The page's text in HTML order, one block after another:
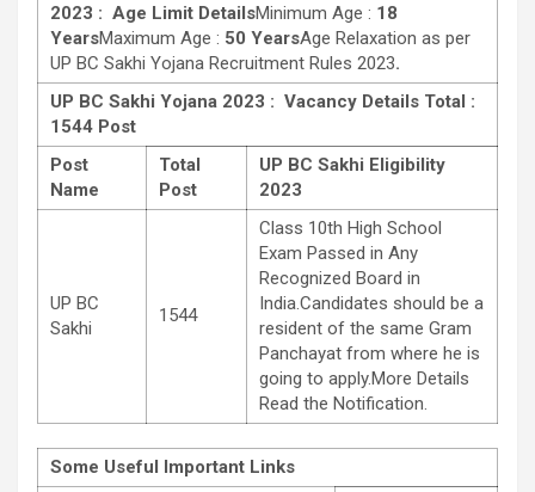
2023 : Age Limit DetailsMinimum Age : 18
YearsMaximum Age : 50 YearsAge Relaxation as per
UP BC Sakhi Yojana Recruitment Rules 2023.
UP BC Sakhi Yojana 2023 : Vacancy Details Total :
1544 Post
Post
Name
Total
Post
UP BC Sakhi Eligibility
2023
UP BC
Sakhi
1544
Class 10th High School
Exam Passed in Any
Recognized Board in
India.Candidates should be a
resident of the same Gram
Panchayat from where he is
going to apply.More Details
Read the Notification.
Some Useful Important Links